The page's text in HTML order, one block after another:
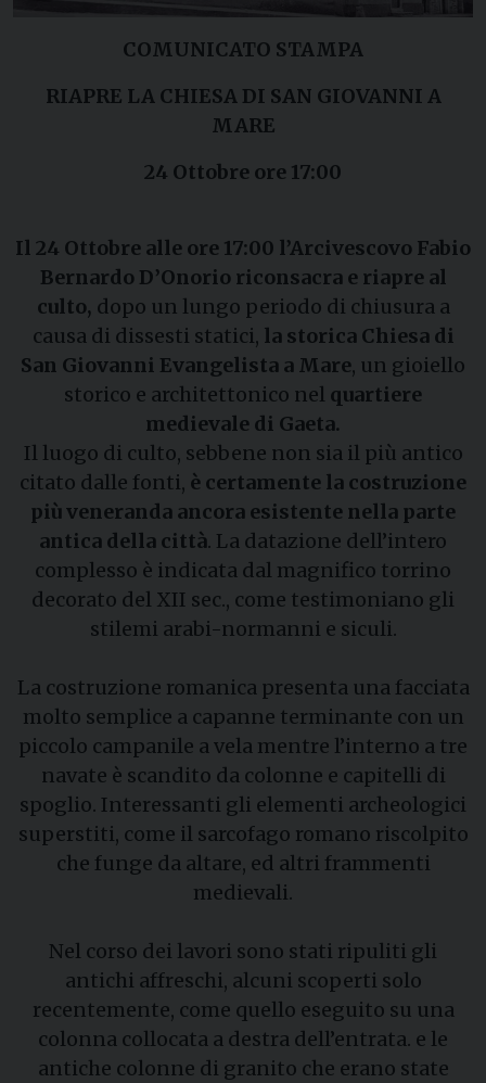
COMUNICATO STAMPA
RIAPRE LA CHIESA DI SAN GIOVANNI A
MARE
24 Ottobre ore 17:00
Il 24 Ottobre alle ore 17:00 l’Arcivescovo Fabio
Bernardo D’Onorio riconsacra e riapre al
culto, dopo un lungo periodo di chiusura a
causa di dissesti statici, la storica Chiesa di
San Giovanni Evangelista a Mare, un gioiello
storico e architettonico nel quartiere
medievale di Gaeta.
Il luogo di culto, sebbene non sia il più antico
citato dalle fonti, è certamente la costruzione
più veneranda ancora esistente nella parte
antica della città. La datazione dell’intero
complesso è indicata dal magnifico torrino
decorato del XII sec., come testimoniano gli
stilemi arabi-normanni e siculi.
La costruzione romanica presenta una facciata
molto semplice a capanne terminante con un
piccolo campanile a vela mentre l’interno a tre
navate è scandito da colonne e capitelli di
spoglio. Interessanti gli elementi archeologici
superstiti, come il sarcofago romano riscolpito
che funge da altare, ed altri frammenti
medievali.
Nel corso dei lavori sono stati ripuliti gli
antichi affreschi, alcuni scoperti solo
recentemente, come quello eseguito su una
colonna collocata a destra dell’entrata. e le
antiche colonne di granito che erano state